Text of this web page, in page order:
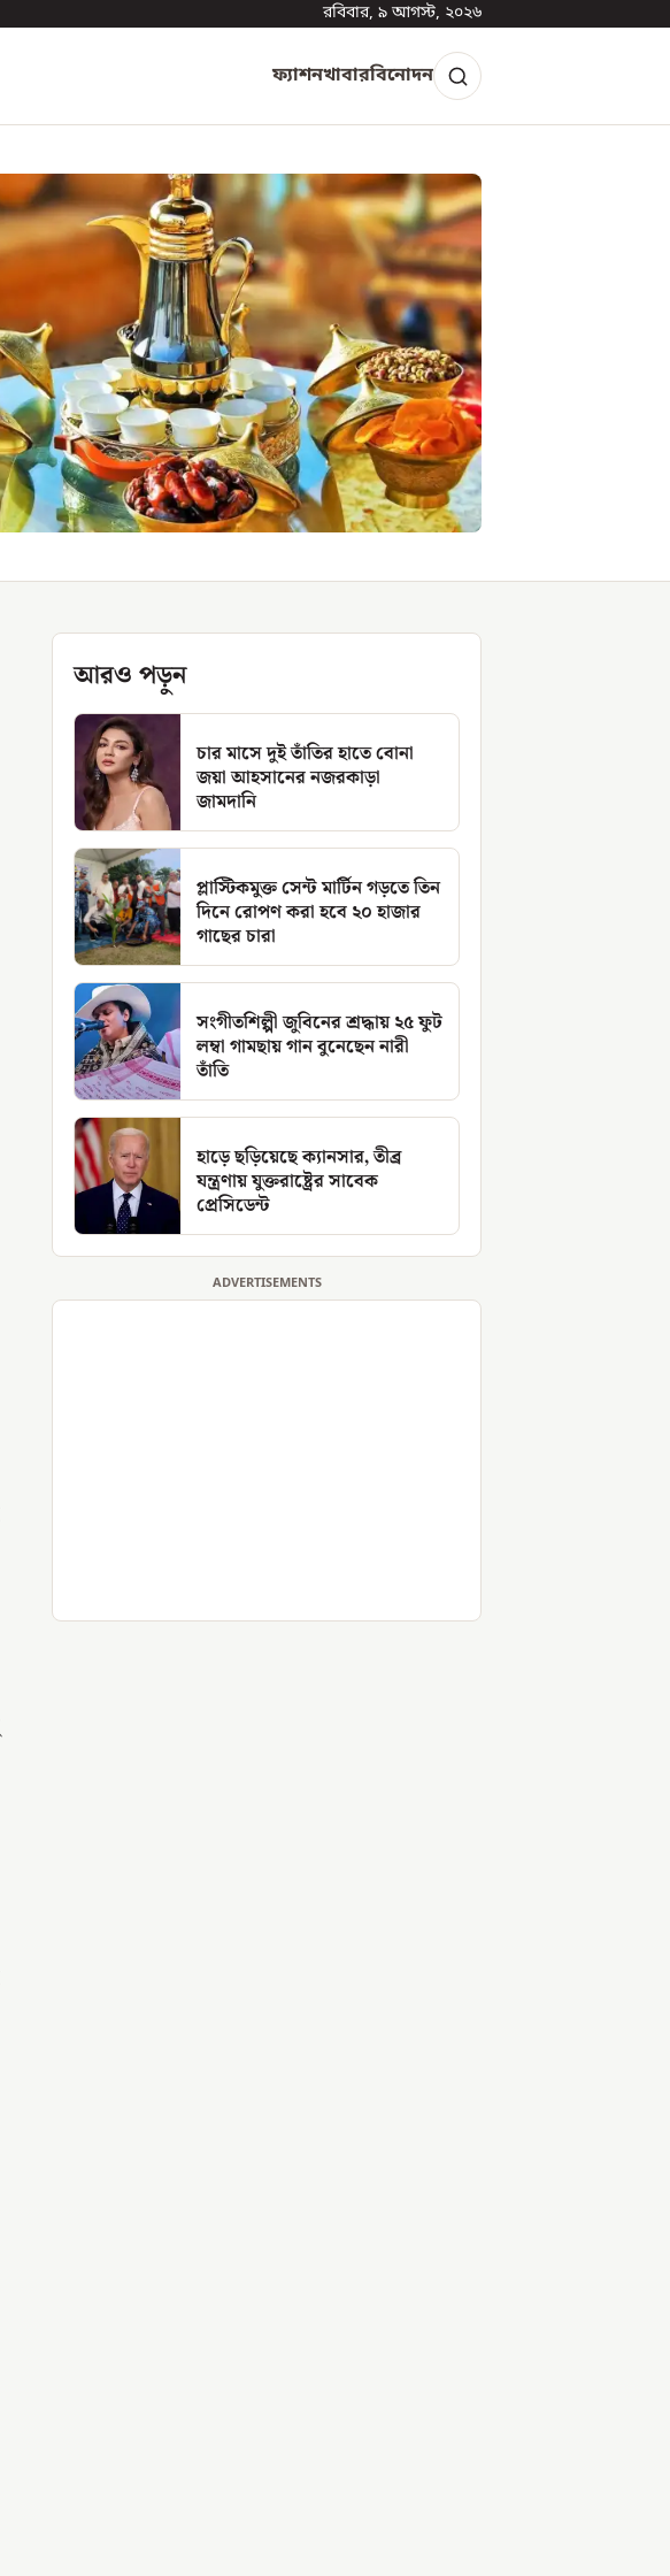
রবিবার, ৯ আগস্ট, ২০২৬
ফ্যাশনখাবারবিনোদন
আরও পড়ুন
চার মাসে দুই তাঁতির হাতে বোনা
জয়া আহসানের নজরকাড়া
জামদানি
প্লাস্টিকমুক্ত সেন্ট মার্টিন গড়তে তিন
দিনে রোপণ করা হবে ২০ হাজার
গাছের চারা
সংগীতশিল্পী জুবিনের শ্রদ্ধায় ২৫ ফুট
লম্বা গামছায় গান বুনেছেন নারী
তাঁতি
হাড়ে ছড়িয়েছে ক্যানসার, তীব্র
যন্ত্রণায় যুক্তরাষ্ট্রের সাবেক
প্রেসিডেন্ট
ADVERTISEMENTS